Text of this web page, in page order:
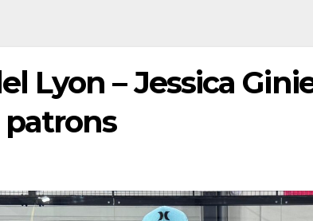
Lyon – Jessica
patrons